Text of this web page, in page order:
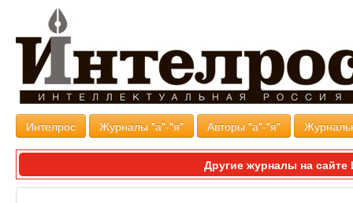
Интелрос Журналы "а"-"я" Авторы "а"-"я"
Другие журналы на